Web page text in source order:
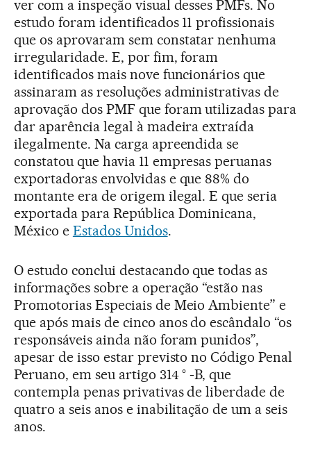
ver com a inspeção visual desses PMFs. No
estudo foram identificados 11 profissionais
que os aprovaram sem constatar nenhuma
irregularidade. E, por fim, foram
identificados mais nove funcionários que
assinaram as resoluções administrativas de
aprovação dos PMF que foram utilizadas para
dar aparência legal à madeira extraída
ilegalmente. Na carga apreendida se
constatou que havia 11 empresas peruanas
exportadoras envolvidas e que 88% do
montante era de origem ilegal. E que seria
exportada para República Dominicana,
México e Estados Unidos.
O estudo conclui destacando que todas as
informações sobre a operação “estão nas
Promotorias Especiais de Meio Ambiente” e
que após mais de cinco anos do escândalo “os
responsáveis ainda não foram punidos”,
apesar de isso estar previsto no Código Penal
Peruano, em seu artigo 314 ° -B, que
contempla penas privativas de liberdade de
quatro a seis anos e inabilitação de um a seis
anos.